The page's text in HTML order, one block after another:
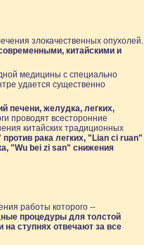
злокачественных опухолей.
китайскими и
медицины с специально
удается существенно
печени, желудка, легких,
проводят всесторонние
китайских традиционных
рака легких, "Lian ci ruan"
"Wu bei zi san" снижения
работы которого --
процедуры для толстой
ступнях отвечают за все